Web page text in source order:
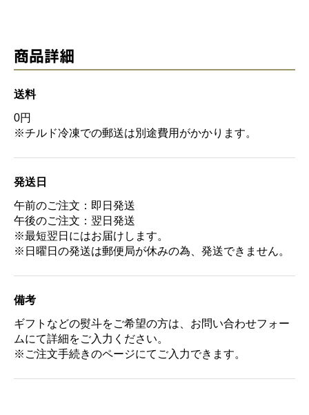
お買い物を続ける カートへ進む
商品詳細
送料
0円
※チルド冷凍での郵送は別途費用がかかります。
発送日
午前のご注文：即日発送
午後のご注文：翌日発送
※最短翌日にはお届けします。
※日曜日の発送は郵便局が休みの為、発送できません。
備考
ギフトなどの熨斗をご希望の方は、お問い合わせフォー
ムにて詳細をご入力ください。
※ご注文手続きのページにてご入力できます。